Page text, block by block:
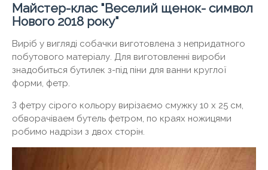
Майстер-клас "Веселий щенок- символ
Нового 2018 року"
Виріб у вигляді собачки виготовлена ​​з непридатного
побутового матеріалу. Для виготовленні вироби
знадобиться бутилек з-під піни для ванни круглої
форми, фетр.
З фетру сірого кольору вирізаємо смужку 10 х 25 см,
обворачіваем бутель фетром, по краях ножицями
робимо надрізи з двох сторін.